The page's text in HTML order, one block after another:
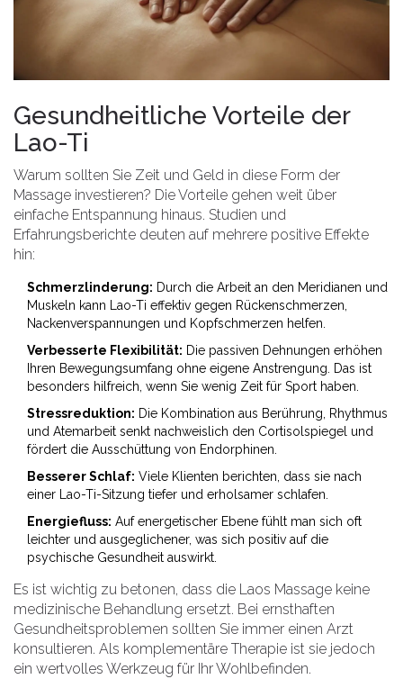
Gesundheitliche Vorteile der
Lao-Ti
Warum sollten Sie Zeit und Geld in diese Form der
Massage investieren? Die Vorteile gehen weit über
einfache Entspannung hinaus. Studien und
Erfahrungsberichte deuten auf mehrere positive Effekte
hin:
Schmerzlinderung: Durch die Arbeit an den Meridianen und
Muskeln kann Lao-Ti effektiv gegen Rückenschmerzen,
Nackenverspannungen und Kopfschmerzen helfen.
Verbesserte Flexibilität: Die passiven Dehnungen erhöhen
Ihren Bewegungsumfang ohne eigene Anstrengung. Das ist
besonders hilfreich, wenn Sie wenig Zeit für Sport haben.
Stressreduktion: Die Kombination aus Berührung, Rhythmus
und Atemarbeit senkt nachweislich den Cortisolspiegel und
fördert die Ausschüttung von Endorphinen.
Besserer Schlaf: Viele Klienten berichten, dass sie nach
einer Lao-Ti-Sitzung tiefer und erholsamer schlafen.
Energiefluss: Auf energetischer Ebene fühlt man sich oft
leichter und ausgeglichener, was sich positiv auf die
psychische Gesundheit auswirkt.
Es ist wichtig zu betonen, dass die Laos Massage keine
medizinische Behandlung ersetzt. Bei ernsthaften
Gesundheitsproblemen sollten Sie immer einen Arzt
konsultieren. Als komplementäre Therapie ist sie jedoch
ein wertvolles Werkzeug für Ihr Wohlbefinden.